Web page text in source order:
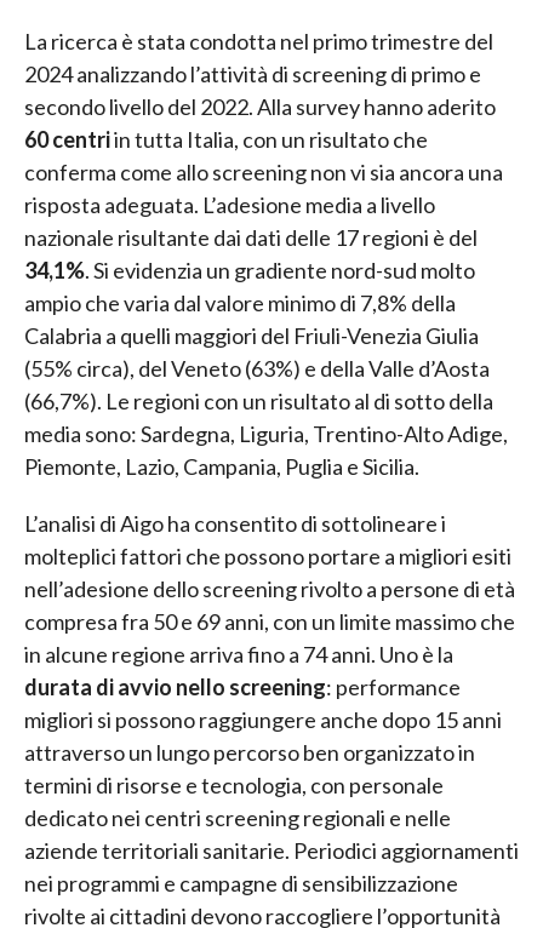
La ricerca è stata condotta nel primo trimestre del
2024 analizzando l’attività di screening di primo e
secondo livello del 2022. Alla survey hanno aderito
60 centriin tutta Italia, con un risultato che
conferma come allo screening non vi sia ancora una
risposta adeguata. L’adesione media a livello
nazionale risultante dai dati delle 17 regioni è del
34,1%. Si evidenzia un gradiente nord-sud molto
ampio che varia dal valore minimo di 7,8% della
Calabria a quelli maggiori del Friuli-Venezia Giulia
(55% circa), del Veneto (63%) e della Valle d’Aosta
(66,7%). Le regioni con un risultato al di sotto della
media sono: Sardegna, Liguria, Trentino-Alto Adige,
Piemonte, Lazio, Campania, Puglia e Sicilia.
L’analisi di Aigo ha consentito di sottolineare i
molteplici fattori che possono portare a migliori esiti
nell’adesione dello screening rivolto a persone di età
compresa fra 50 e 69 anni, con un limite massimo che
in alcune regione arriva fino a 74 anni. Uno è la
durata di avvio nello screening: performance
migliori si possono raggiungere anche dopo 15 anni
attraverso un lungo percorso ben organizzato in
termini di risorse e tecnologia, con personale
dedicato nei centri screening regionali e nelle
aziende territoriali sanitarie. Periodici aggiornamenti
nei programmi e campagne di sensibilizzazione
rivolte ai cittadini devono raccogliere l’opportunità